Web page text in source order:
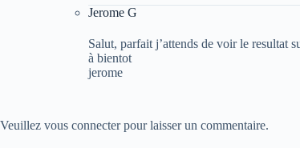
Jerome G
Salut, parfait j’attends de voir le resultat
à bientot
jerome
Veuillez vous connecter pour laisser un commentaire.